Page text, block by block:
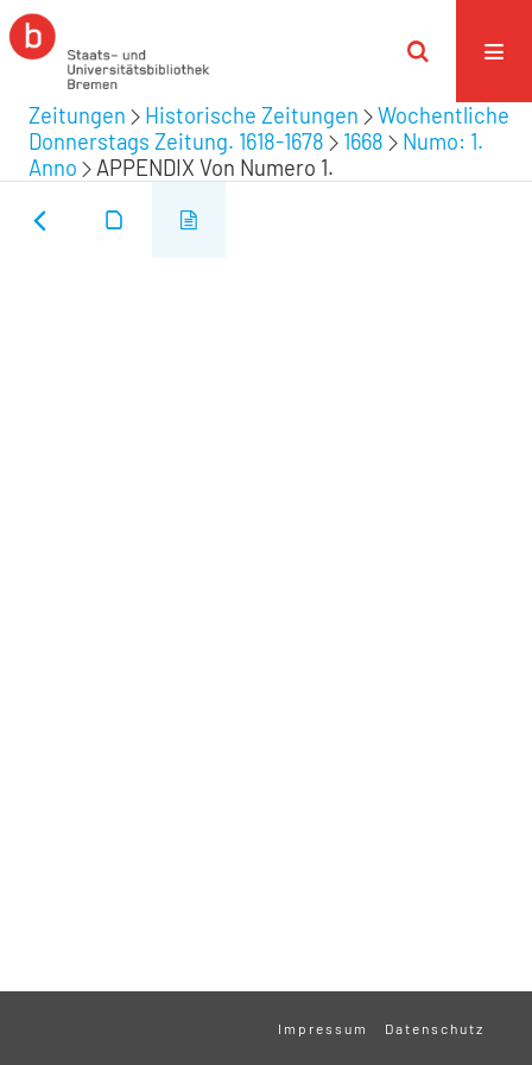
Zeitungen Historische Zeitungen
Wochentliche
Donnerstags Zeitung. 1618-1678
1668
Numo: 1.
Anno
APPENDIX Von Numero 1.
Impressum Datenschutz